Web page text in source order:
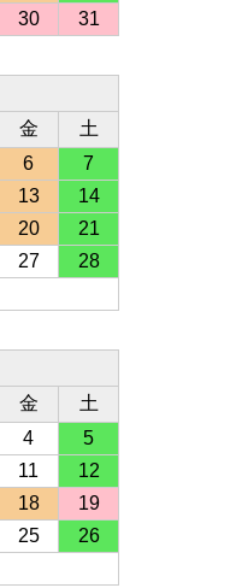
30 31
金
土
6
7
13
14
20
21
27
28
金
土
4
5
11
12
18
19
25
26